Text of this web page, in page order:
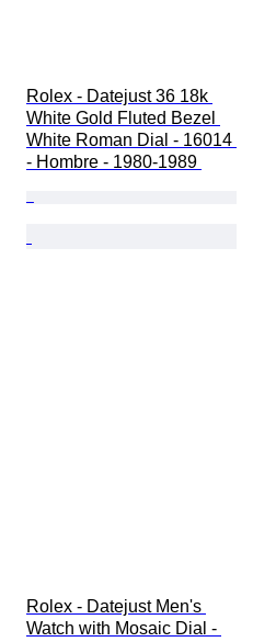
Rolex - Datejust 36 18k
White Gold Fluted Bezel
White Roman Dial - 16014
- Hombre - 1980-1989
Rolex - Datejust Men's
Watch with Mosaic Dial -